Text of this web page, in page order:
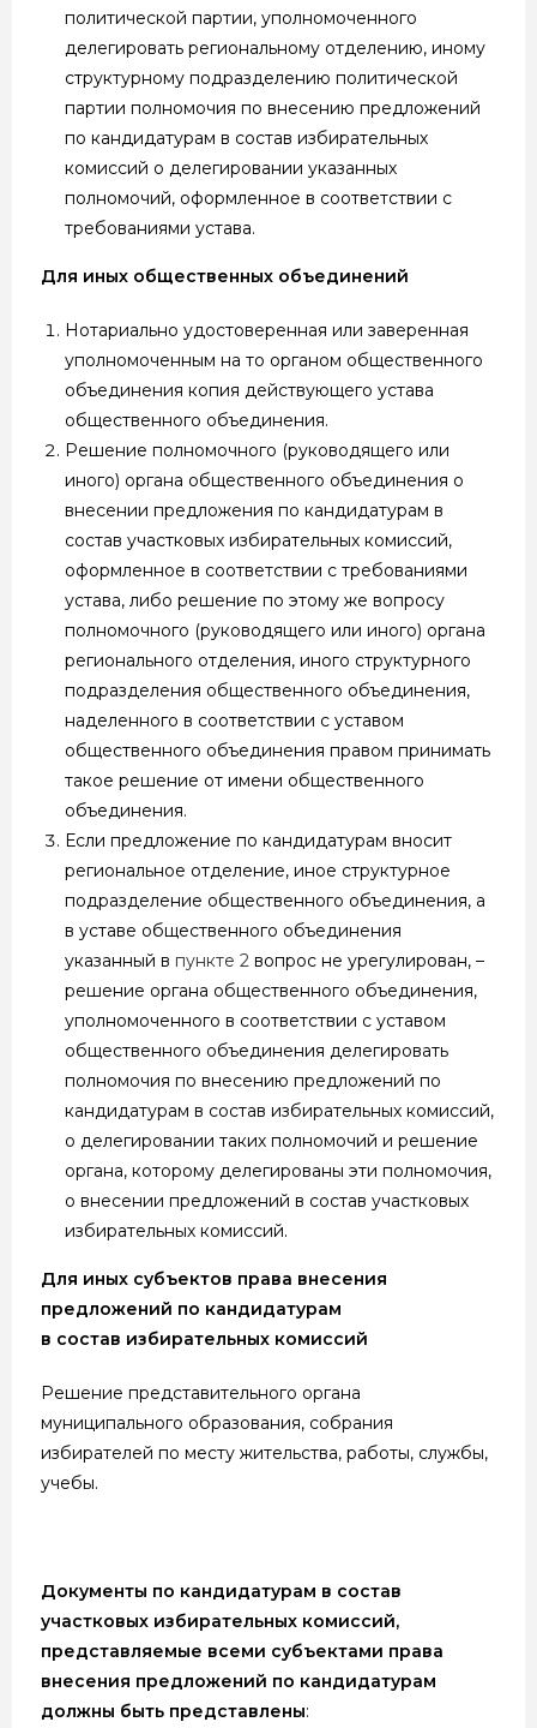
политической партии, уполномоченного
делегировать региональному отделению, иному
структурному подразделению политической
партии полномочия по внесению предложений
по кандидатурам в состав избирательных
комиссий о делегировании указанных
полномочий, оформленное в соответствии с
требованиями устава.
Для иных общественных объединений
Нотариально удостоверенная или заверенная
уполномоченным на то органом общественного
объединения копия действующего устава
общественного объединения.
Решение полномочного (руководящего или
иного) органа общественного объединения о
внесении предложения по кандидатурам в
состав участковых избирательных комиссий,
оформленное в соответствии с требованиями
устава, либо решение по этому же вопросу
полномочного (руководящего или иного) органа
регионального отделения, иного структурного
подразделения общественного объединения,
наделенного в соответствии с уставом
общественного объединения правом принимать
такое решение от имени общественного
объединения.
Если предложение по кандидатурам вносит
региональное отделение, иное структурное
подразделение общественного объединения, а
в уставе общественного объединения
указанный в пункте 2 вопрос не урегулирован, –
решение органа общественного объединения,
уполномоченного в соответствии с уставом
общественного объединения делегировать
полномочия по внесению предложений по
кандидатурам в состав избирательных комиссий,
о делегировании таких полномочий и решение
органа, которому делегированы эти полномочия,
о внесении предложений в состав участковых
избирательных комиссий.
Для иных субъектов права внесения
предложений по кандидатурам
в состав избирательных комиссий
Решение представительного органа
муниципального образования, собрания
избирателей по месту жительства, работы, службы,
учебы.
Документы по кандидатурам в состав
участковых избирательных комиссий,
представляемые всеми субъектами права
внесения предложений по кандидатурам
должны быть представлены: